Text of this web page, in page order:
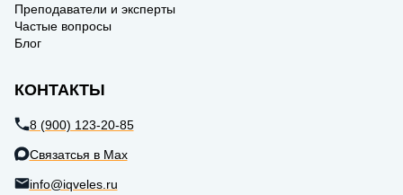
Преподаватели и эксперты
Частые вопросы
Блог
КОНТАКТЫ
8 (900) 123-20-85
Связатсья в Max
info@iqveles.ru